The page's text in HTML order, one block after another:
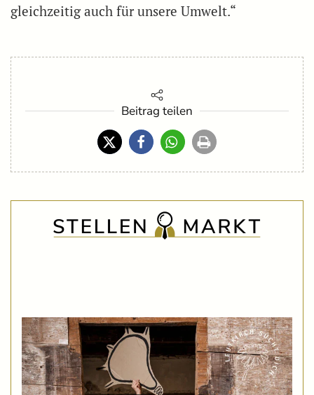
gleichzeitig auch für unsere Umwelt.“
Beitrag teilen